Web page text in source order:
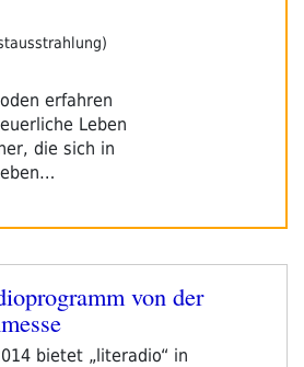
erfahren
Leben
die sich in
von der
bietet „literadio“ in